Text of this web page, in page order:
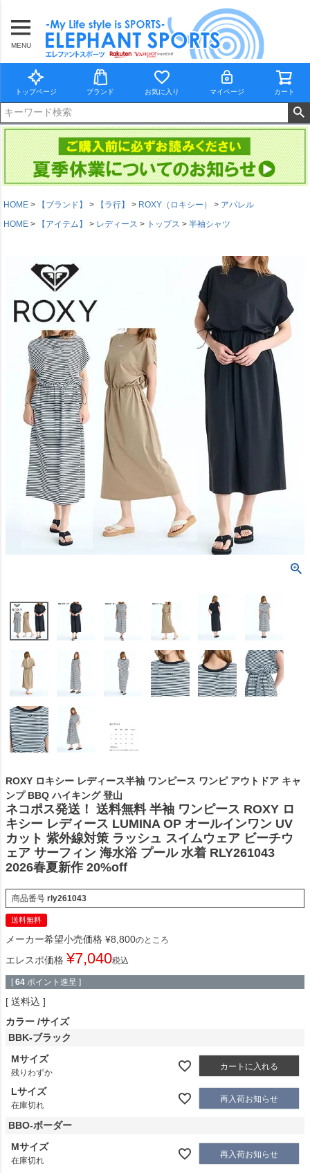
MENU
トップページ ブランド お気に入り マイページ カート
HOME 【ブランド】 【ラ行】 ROXY（ロキシー）
アパレル
HOME
【アイテム】 レディース トップス 半袖シャツ
ROXY ロキシー レディース半袖 ワンピース ワンピ アウトドア キャ
ンプ BBQ ハイキング 登山
ネコポス発送！ 送料無料 半袖 ワンピース ROXY ロ
キシー レディース LUMINA OP オールインワン UV
カット 紫外線対策 ラッシュ スイムウェア ビーチウ
ェア サーフィン 海水浴 プール 水着 RLY261043
2026春夏新作 20%off
商品番号 rly261043
送料無料
メーカー希望小売価格 ¥8,800のところ
エレスポ価格 ¥7,040税込
[ 64 ポイント進呈 ]
送料込
カラー サイズ
BBK-ブラック
Mサイズ
残りわずか
カートに入れる
Lサイズ
在庫切れ
再入荷お知らせ
BBO-ボーダー
Mサイズ
在庫切れ
再入荷お知らせ